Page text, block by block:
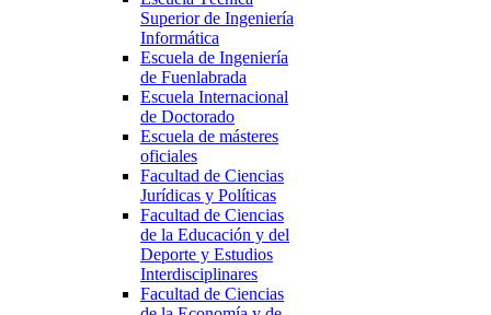
Superior de Ingeniería
Informática
Escuela de Ingeniería
de Fuenlabrada
Escuela Internacional
de Doctorado
Escuela de másteres
oficiales
Facultad de Ciencias
Jurídicas y Políticas
Facultad de Ciencias
de la Educación y del
Deporte y Estudios
Interdisciplinares
Facultad de Ciencias